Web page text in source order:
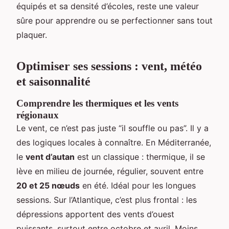
équipés et sa densité d’écoles, reste une valeur
sûre pour apprendre ou se perfectionner sans tout
plaquer.
Optimiser ses sessions : vent, météo
et saisonnalité
Comprendre les thermiques et les vents
régionaux
Le vent, ce n’est pas juste “il souffle ou pas”. Il y a
des logiques locales à connaître. En Méditerranée,
le vent d’autan est un classique : thermique, il se
lève en milieu de journée, régulier, souvent entre
20 et 25 nœuds en été. Idéal pour les longues
sessions. Sur l’Atlantique, c’est plus frontal : les
dépressions apportent des vents d’ouest